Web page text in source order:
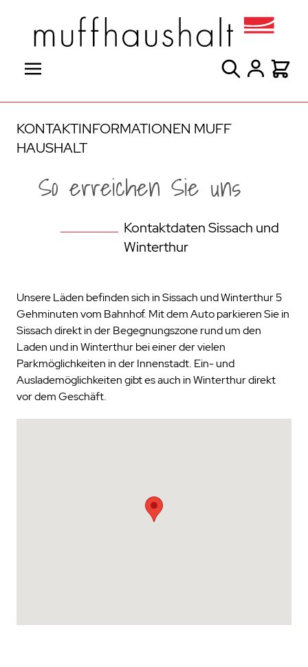
Suche
KONTAKTINFORMATIONEN MUFF
HAUSHALT
So erreichen Sie uns
Kontaktdaten Sissach und
Winterthur
Unsere Läden befinden sich in Sissach und Winterthur 5
Gehminuten vom Bahnhof. Mit dem Auto parkieren Sie in
Sissach direkt in der Begegnungszone rund um den
Laden und in Winterthur bei einer der vielen
Parkmöglichkeiten in der Innenstadt. Ein- und
Auslademöglichkeiten gibt es auch in Winterthur direkt
vor dem Geschäft.